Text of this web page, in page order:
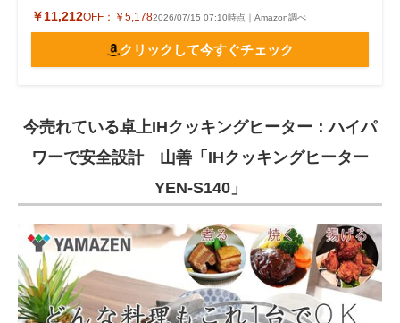
￥11,212OFF： ￥5,1782026/07/15 07:10時点｜Amazon調べ
クリックして今すぐチェック
今売れている卓上IHクッキングヒーター：ハイパ
ワーで安全設計 山善「IHクッキングヒーター
YEN-S140」